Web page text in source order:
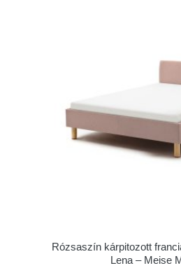
Rózsaszín kárpitozott
Lena – Meise